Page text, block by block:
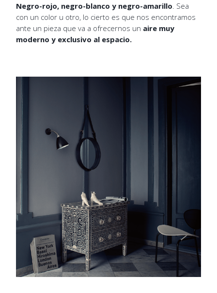
Negro-rojo, negro-blanco y negro-amarillo . Sea
con un color u otro, lo cierto es que nos encontramos
ante un pieza que va a ofrecernos un aire muy
moderno y exclusivo al espacio.